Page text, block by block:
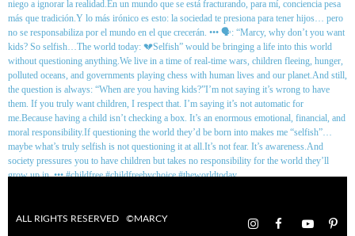
ALL RIGHTS RESERVED ©MARCY